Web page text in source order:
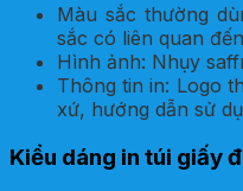
Màu sắc thường
sắc có liên quan
Hình ảnh: Nhụy
Thông tin in: Logo
xứ, hướng dẫn sử
Kiểu dáng in túi giấy